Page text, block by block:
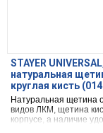
STAYER
натуральная
круглая кисть
Натуральная щетина
видов ЛКМ, щетина
корпусе, а наличие